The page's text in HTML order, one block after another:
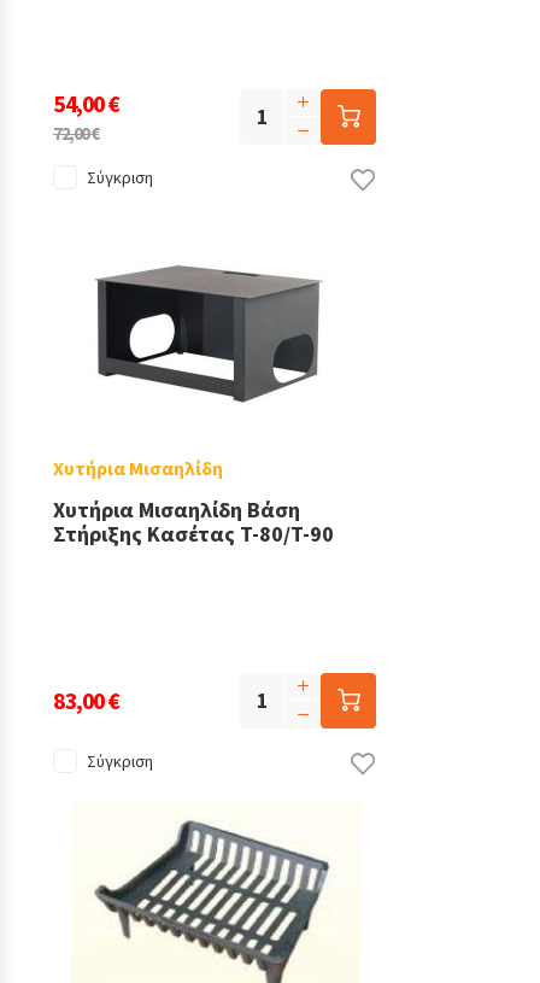
54,00 €
72,00 €
Σύγκριση
Χυτήρια Μισαηλίδη
Χυτήρια Μισαηλίδη Βάση
Στήριξης Κασέτας T-80/T-90
83,00 €
Σύγκριση